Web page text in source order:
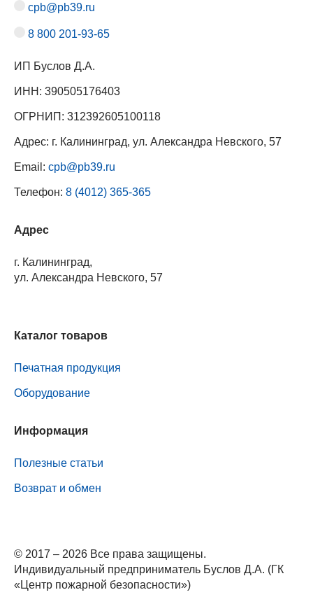
cpb@pb39.ru
8 800 201-93-65
ИП Буслов Д.А.
ИНН: 390505176403
ОГРНИП: 312392605100118
Адрес: г. Калининград, ул. Александра Невского, 57
Email: cpb@pb39.ru
Телефон: 8 (4012) 365-365
Адрес
г. Калининград,
ул. Александра Невского, 57
Каталог товаров
Печатная продукция
Оборудование
Информация
Полезные статьи
Возврат и обмен
© 2017 – 2026 Все права защищены.
Индивидуальный предприниматель Буслов Д.А. (ГК
«Центр пожарной безопасности»)